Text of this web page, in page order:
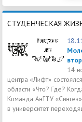
СТУДЕНЧЕСКАЯ
14
центра «Лифт»
области «Что? Где?
Команда АнГТУ
в университет